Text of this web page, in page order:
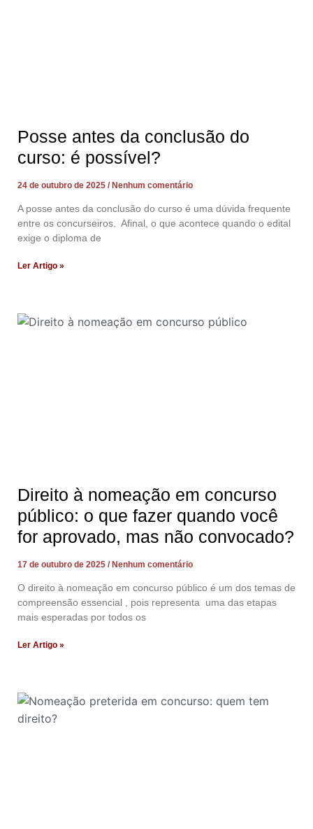
Posse antes da conclusão do
curso: é possível?
24 de outubro de 2025 Nenhum comentário
A posse antes da conclusão do curso é uma dúvida frequente
entre os concurseiros. Afinal, o que acontece quando o edital
exige o diploma de
Ler Artigo »
Direito à nomeação em concurso
público: o que fazer quando você
for aprovado, mas não convocado?
17 de outubro de 2025 Nenhum comentário
O direito à nomeação em concurso público é um dos temas de
compreensão essencial , pois representa uma das etapas
mais esperadas por todos os
Ler Artigo »